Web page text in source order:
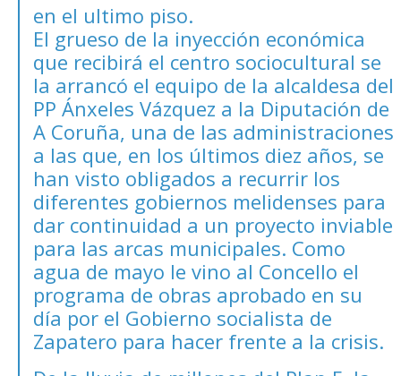
en el ultimo piso.
El grueso de la inyección económica
que recibirá el centro sociocultural se
la arrancó el equipo de la alcaldesa del
PP Ánxeles Vázquez a la Diputación de
A Coruña, una de las administraciones
a las que, en los últimos diez años, se
han visto obligados a recurrir los
diferentes gobiernos melidenses para
dar continuidad a un proyecto inviable
para las arcas municipales. Como
agua de mayo le vino al Concello el
programa de obras aprobado en su
día por el Gobierno socialista de
Zapatero para hacer frente a la crisis.